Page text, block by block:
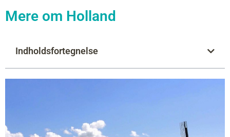
Mere om Holland
Indholdsfortegnelse